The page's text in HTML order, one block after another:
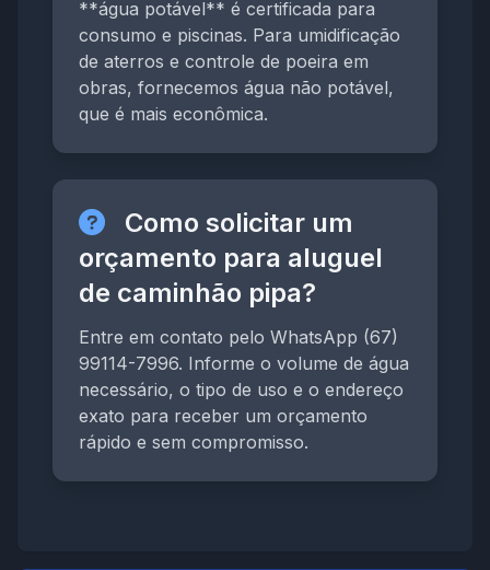
**água potável** é certificada para
consumo e piscinas. Para umidificação
de aterros e controle de poeira em
obras, fornecemos água não potável,
que é mais econômica.
Como solicitar um
orçamento para aluguel
de caminhão pipa?
Entre em contato pelo WhatsApp (67)
99114-7996. Informe o volume de água
necessário, o tipo de uso e o endereço
exato para receber um orçamento
rápido e sem compromisso.